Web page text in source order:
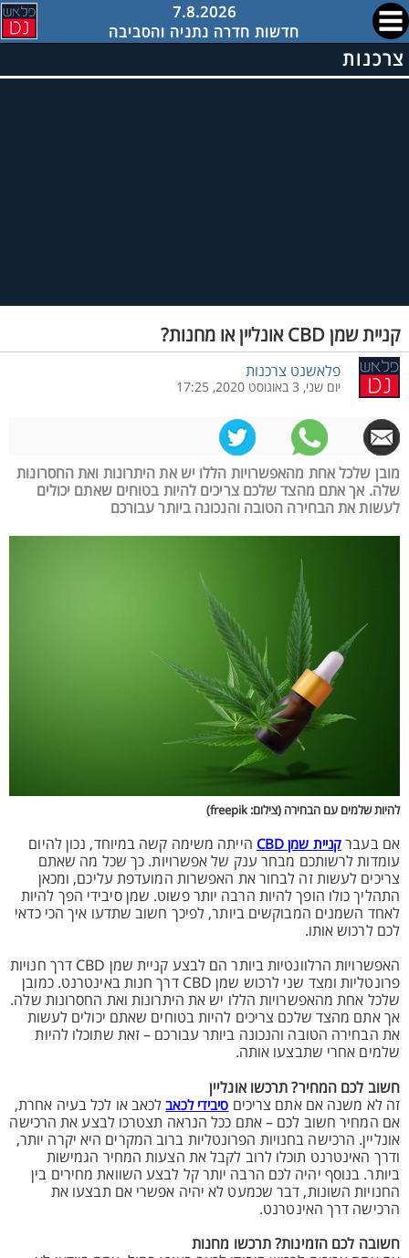
7.8.2026
חדשות חדרה נתניה והסביבה
צרכנות
קניית שמן CBD אונליין או מחנות?
פלאשנט צרכנות
יום שני, 3 באוגוסט 2020, 17:25
מובן שלכל אחת מהאפשרויות הללו יש את היתרונות ואת החסרונות
שלה. אך אתם מהצד שלכם צריכים להיות בטוחים שאתם יכולים
לעשות את הבחירה הטובה והנכונה ביותר עבורכם
להיות שלמים עם הבחירה (צילום: freepik)
אם בעבר קניית שמן CBD
הייתה משימה קשה במיוחד, נכון להיום
עומדות לרשותכם מבחר ענק של אפשרויות. כך שכל מה שאתם
צריכים לעשות זה לבחור את האפשרות המועדפת עליכם, ומכאן
התהליך כולו הופך להיות הרבה יותר פשוט. שמן סיבידי הפך להיות
לאחד השמנים המבוקשים ביותר, לפיכך חשוב שתדעו איך הכי כדאי
לכם לרכוש אותו.
האפשרויות הרלוונטיות ביותר הם לבצע קניית שמן CBD דרך חנויות
פרונטליות ומצד שני לרכוש שמן CBD דרך חנות באינטרנט. כמובן
שלכל אחת מהאפשרויות הללו יש את היתרונות ואת החסרונות שלה.
אך אתם מהצד שלכם צריכים להיות בטוחים שאתם יכולים לעשות
את הבחירה הטובה והנכונה ביותר עבורכם – זאת שתוכלו להיות
שלמים אחרי שתבצעו אותה.
חשוב לכם המחיר? תרכשו אונליין
זה לא משנה אם אתם צריכים סיבידי לכאבלכאב או לכל בעיה אחרת,
אם המחיר חשוב לכם – אתם ככל הנראה תצטרכו לבצע את הרכישה
אונליין. הרכישה בחנויות הפרונטליות ברוב המקרים היא יקרה יותר,
ודרך האינטרנט תוכלו לרוב לקבל את הצעות המחיר הגמישות
ביותר. בנוסף יהיה לכם הרבה יותר קל לבצע השוואת מחירים בין
החנויות השונות, דבר שכמעט לא יהיה אפשרי אם תבצעו את
הרכישה דרך האינטרנט.
חשובה לכם הזמינות? תרכשו מחנות